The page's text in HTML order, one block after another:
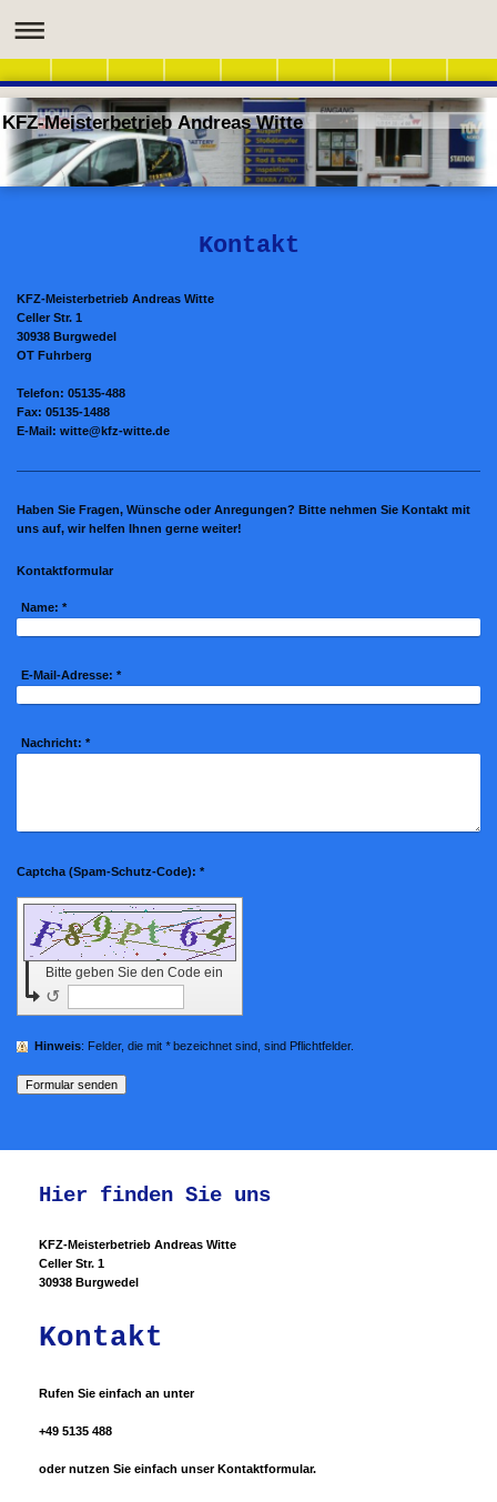
KFZ-Meisterbetrieb Andreas Witte
Kontakt
KFZ-Meisterbetrieb Andreas Witte
Celler Str. 1
30938 Burgwedel
OT Fuhrberg
Telefon: 05135-488
Fax: 05135-1488
E-Mail: witte@kfz-witte.de
Haben Sie Fragen, Wünsche oder Anregungen? Bitte nehmen Sie Kontakt mit
uns auf, wir helfen Ihnen gerne weiter!
Kontaktformular
Name: *
E-Mail-Adresse: *
Nachricht: *
Captcha (Spam-Schutz-Code): *
Bitte geben Sie den Code ein
↺
Hinweis : Felder, die mit *bezeichnet sind, sind Pflichtfelder.
Hier finden Sie uns
KFZ-Meisterbetrieb Andreas Witte
Celler Str. 1
30938 Burgwedel
Kontakt
Rufen Sie einfach an unter
+49 5135 488
oder nutzen Sie einfach unser Kontaktformular.